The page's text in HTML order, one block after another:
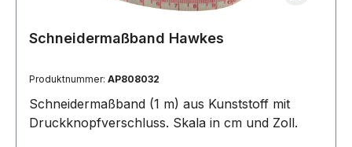
Schneidermaßband Hawkes
Produktnummer: AP808032
Schneidermaßband (1 m) aus Kunststoff mit
Druckknopfverschluss. Skala in cm und Zoll.